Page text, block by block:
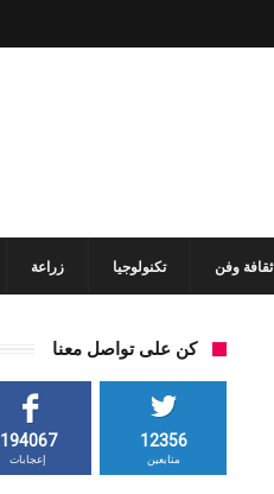
ثقافة وفن تكنولوجيا زراعة
كن على تواصل معنا
12356
متابعين
194067
إعجابات